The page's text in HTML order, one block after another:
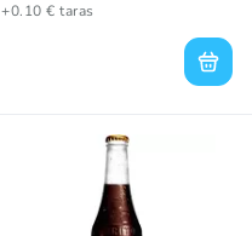
+0.10 € taras